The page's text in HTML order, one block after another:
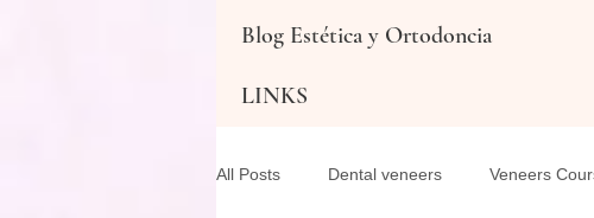
Blog Estética y Ortodoncia
LINKS
All Posts Dental veneers Veneers